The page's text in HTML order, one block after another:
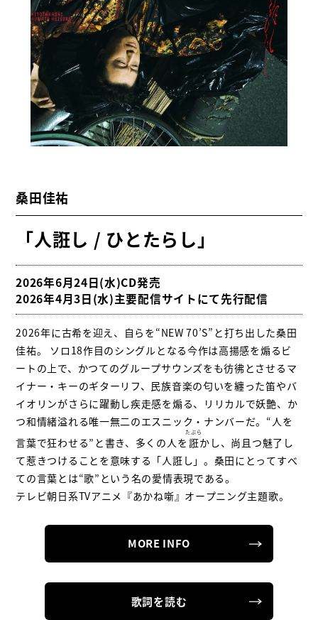
桑田佳祐
「人誑し / ひとたらし」
2026年6月24日(水)CD発売
2026年4月3日(水)主要配信サイトにて先行配信
2026年に古希を迎え、自らを“NEW 70’S”と打ち出した桑田
佳祐。 ソロ18作目のシングルとなる今作は高揚感を煽るビ
ートの上で、かつてのグループサウンズをも彷彿とさせるマ
イナー・キーのギターリフ、民族音楽の匂いを纏った笛やバ
イオリンがさらに躍動し疾走感を煽る、リリカルで妖艶、か
つ和情緒溢れる唯一無二のエスニック・ナンバーだ。“人を
言葉で狂わせる”と書き、多くの人を誑
たぶら
かし、尚且つ魅了し
て惹きつけることを意味する「人誑し」。桑田にとってすべ
ての言葉とは“歌”という名の愛情表現である。
テレビ朝日系TVアニメ『あかね噺』オープニング主題歌。
MORE INFO
歌詞を読む